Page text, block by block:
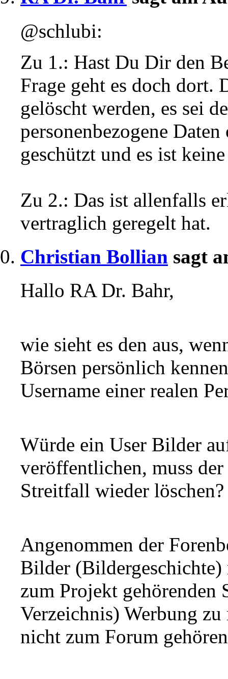
@schlubi:
Zu 1.: Hast Du Dir den
Frage geht es doch dort.
gelöscht werden, es sei
personenbezogene
geschützt und es ist
Zu 2.: Das ist allenfalls
vertraglich geregelt hat.
Christian Bollian sagt
Hallo RA Dr. Bahr,
wie sieht es den aus,
Börsen persönlich
Username einer realen
Würde ein User Bilder
veröffentlichen, muss
Streitfall wieder löschen?
Angenommen der
Bilder (Bildergeschichte)
zum Projekt gehörenden
Verzeichnis) Werbung zu
nicht zum Forum